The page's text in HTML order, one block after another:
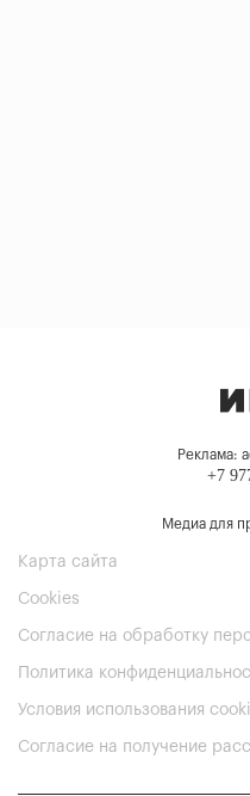
Реклама:
+7
Медиа для
Карта сайта
Cookies
Согласие на обработку
Политика
Условия использования
Согласие на получение